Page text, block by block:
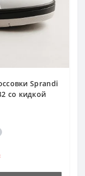
Sprandi
со кидкой